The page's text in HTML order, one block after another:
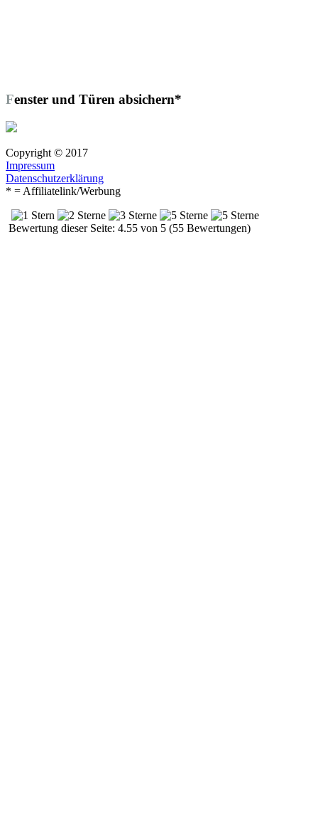
Fenster und Türen absichern*
Copyright © 2017
Impressum
Datenschutzerklärung
* = Affiliatelink/Werbung
Bewertung dieser Seite: 4.55 von 5 (55 Bewertungen)